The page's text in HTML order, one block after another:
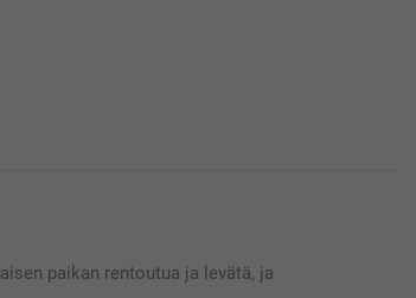
paikan rentoutua ja levätä, ja